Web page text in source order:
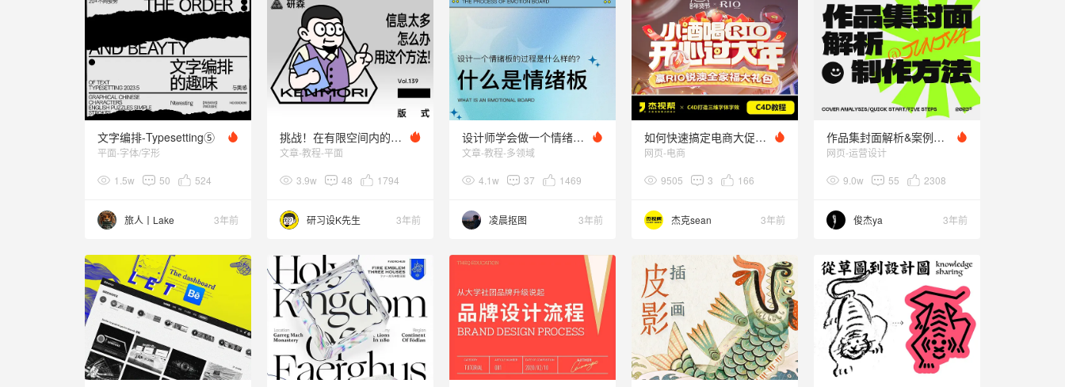
文字编排-Typesetting⑤
平面-字体/字形
1.5w 50 524
旅人丨Lake 3年前
挑战！在有限空间内的饱和式排版
文章-教程-平面
3.9w 48 1794
研习设K先生 3年前
设计师学会做一个情绪板的设计，真的很重要！
文章-教程-多领域
4.1w 37 1469
凌晨抠图 3年前
如何快速搞定电商大促风三维字体？
网页-电商
9505 3 166
杰克sean 3年前
作品集封面解析&案例演示
网页-运营设计
9.0w 55 2308
俊杰ya 3年前